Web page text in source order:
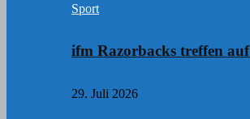
Sport
ifm Razorbacks treffen
29. Juli 2026